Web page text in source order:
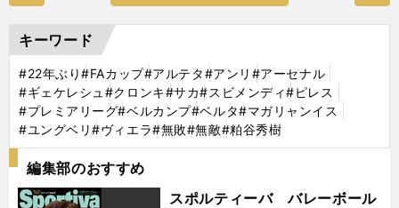
キーワード
#22年ぶり#FAカップ#アルテタ#アンリ #アーセナル
#ギェケレシュ #クロンキ#サカ#スビメンディ#ピレス
#プレミアリーグ#ベルカンプ#ベルタ#マガリャンイス
#ユングベリ#ヴィエラ#無敗#無敵#粕谷秀樹
編集部のおすすめ
スポルティーバ バレーボール